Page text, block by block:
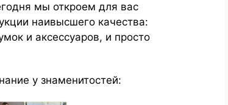
мы откроем для вас
наивысшего качества:
и аксессуаров, и просто
у знаменитостей: